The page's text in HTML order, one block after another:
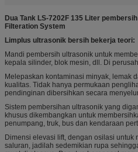
Dua Tank LS-7202F 135 Liter
Filteration System
Limplus ultrasonik bersih bekerja teori:
Mandi pembersih ultrasonik untuk
kepala silinder, blok mesin, dll. Di
Melepaskan kontaminasi minyak, lemak
kualitas. Tidak hanya permukaan
pendinginan dibersihkan secara
Sistem pembersihan ultrasonik yang
khusus dikembangkan untuk
penumpang, truk, bus dan kendaraan
Dimensi elevasi lift, dengan osilasi untuk
saluran, jadilah sedemikian rupa